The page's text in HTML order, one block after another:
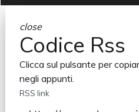
close
Codice Rss
Clicca sul pulsante per
negli appunti.
RSS link